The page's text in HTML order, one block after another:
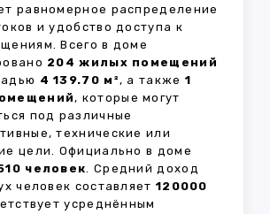
равномерное распределение
и удобство доступа к
Всего в доме
204 жилых помещений
4 139.70 м², а также 1
, которые могут
под различные
технические или
цели. Официально в доме
человек. Средний доход
человек составляет 120000
усреднённым